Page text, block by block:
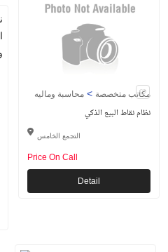
مكاتب متخصصة > محاسبة وماليه
نظام نقاط البيع الذكي
التجمع الخامس
Price On Call
Detail